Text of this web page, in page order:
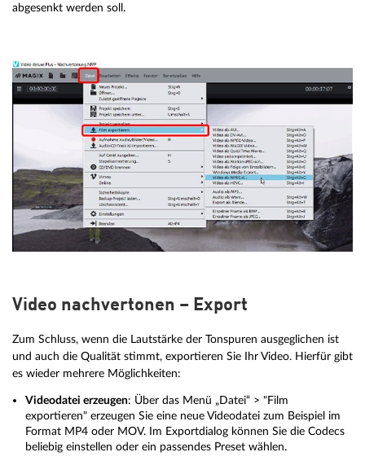
abgesenkt werden soll.
Video nachvertonen – Export
Zum Schluss, wenn die Lautstärke der Tonspuren ausgeglichen ist
und auch die Qualität stimmt, exportieren Sie Ihr Video. Hierfür gibt
es wieder mehrere Möglichkeiten:
Videodatei erzeugen: Über das Menü „Datei“ > "Film
exportieren" erzeugen Sie eine neue Videodatei zum Beispiel im
Format MP4 oder MOV. Im Exportdialog können Sie die Codecs
beliebig einstellen oder ein passendes Preset wählen.